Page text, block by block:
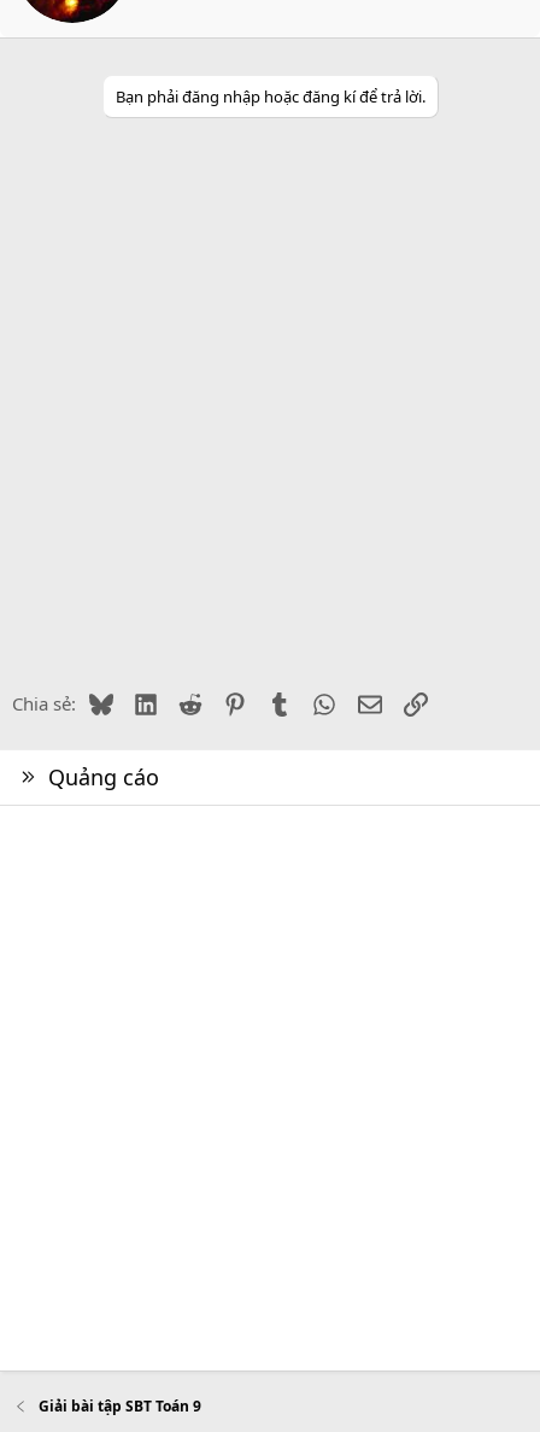
n
Bạn phải đăng nhập hoặc đăng kí để trả lời.
Chia sẻ: BlueskyLinkedIn
Reddit PinterestTumblr WhatsApp
EmailLink
Quảng cáo
Giải bài tập SBT Toán 9